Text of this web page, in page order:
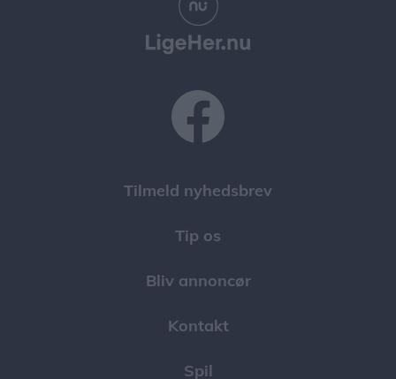
Tilmeld nyhedsbrev
Tip os
Bliv annoncør
Kontakt
Spil